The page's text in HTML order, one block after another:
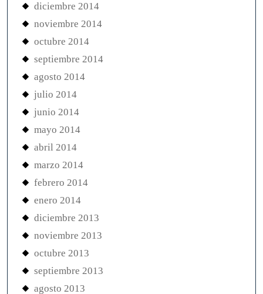
diciembre 2014
noviembre 2014
octubre 2014
septiembre 2014
agosto 2014
julio 2014
junio 2014
mayo 2014
abril 2014
marzo 2014
febrero 2014
enero 2014
diciembre 2013
noviembre 2013
octubre 2013
septiembre 2013
agosto 2013